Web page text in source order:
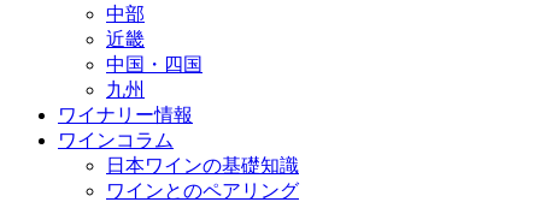
中部
近畿
中国・四国
九州
ワイナリー情報
ワインコラム
日本ワインの基礎知識
ワインとのペアリング